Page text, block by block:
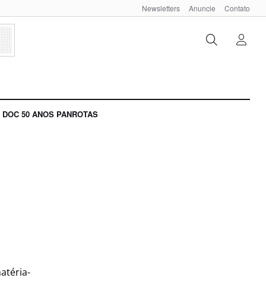
Newsletters Anuncie Contato
DOC 50 ANOS PANROTAS